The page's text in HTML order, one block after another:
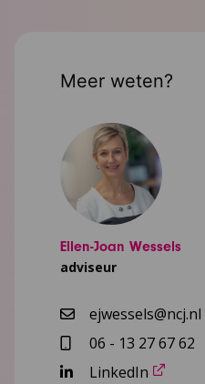
Meer weten?
Ellen-Joan Wessels
adviseur
ejwessels@ncj.nl
06 - 13 27 67 62
LinkedIn